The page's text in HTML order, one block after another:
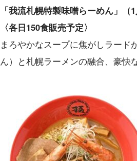
「我流札幌特製味噌らーめん」（
〈各日150食販売予定〉
まろやかなスープに焦がしラー
ん）と札幌ラーメンの融合、豪快